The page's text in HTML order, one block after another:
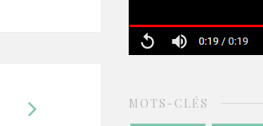
Next
MOTS-CLÉS